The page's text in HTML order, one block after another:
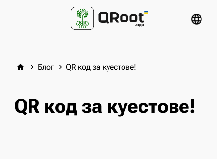
language
home keyboard_arrow_right Блог keyboard_arrow_right QR код за куестове!
QR код за куестове!